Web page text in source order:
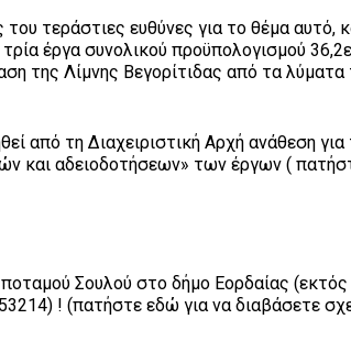
του τεράστιες ευθύνες για το θέμα αυτό,
έργα συνολικού προϋπολογισμού
της Λίμνης Βεγορίτιδας από τα λύματα
από τη Διαχειριστική Αρχή ανάθεση για
και αδειοδοτήσεων» των έργων (
Σουλού στο δήμο Εορδαίας
! (πατήστε εδώ για να διαβάσετε